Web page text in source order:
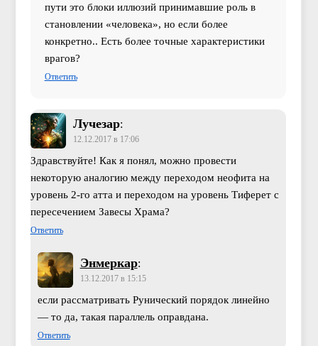
пути это блоки иллюзий принимавшие роль в
становлении «человека», но если более
конкретно.. Есть более точные характеристики
врагов?
Ответить
Лучезар:
12.12.2017 в 17:06
Здравствуйте! Как я понял, можно провести
некоторую аналогию между переходом неофита на
уровень 2-го атта и переходом на уровень Тиферет с
пересечением Завесы Храма?
Ответить
Энмеркар:
13.12.2017 в 15:15
если рассматривать Рунический порядок линейно
— то да, такая параллель оправдана.
Ответить